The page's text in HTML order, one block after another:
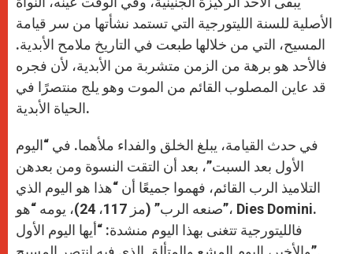
الأصلية للسنة الليتورجية التي تستمد نشأتها من سر قيامة
المسيح، التي من خلالها طبعت في التاريخ ملامح الأبدية.
فالأحد هو برهة من الزمن متشربة من الأبدية، لأن فجره
قد عاين المصلوب القائم من الموت وهو يلج منتصرًا في
الحياة الأبدية.
في حدث القيامة، يبلغ الخلق والفداء ملأهما. في “اليوم
الأول بعد السبت”، بعد أن التقت النسوة ومن بعدهن
التلاميذ الرب القائم، فهموا جميعًا أن “هذا هو اليوم الذي
صنعه الرب” (مز 117، 24)، يومه “هو”، Dies Domini.
فالليتورجية تتغنى بهذا اليوم منشدة: “أيها اليوم الأول